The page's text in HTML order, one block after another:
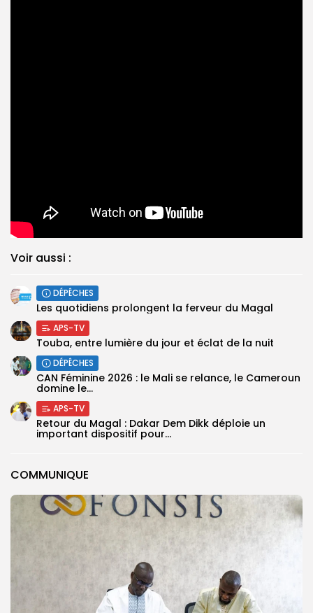
COMMUNIQUE
Voir aussi :
DÉPÊCHES
Les quotidiens prolongent la ferveur du Magal
APS-TV
Touba, entre lumière du jour et éclat de la nuit
DÉPÊCHES
‎CAN Féminine 2026 : le Mali se relance, le Cameroun
domine le...
APS-TV
Retour du Magal : Dakar Dem Dikk déploie un
important dispositif pour...